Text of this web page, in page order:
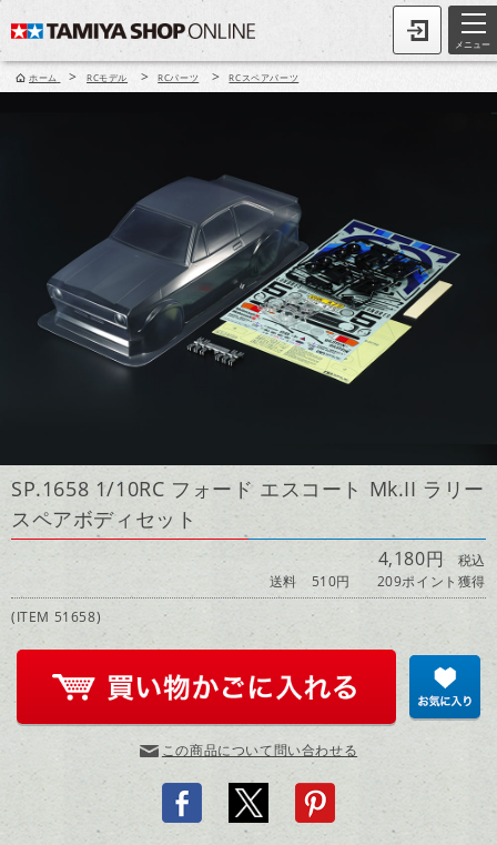
メニュー
ホーム > RCモデル > RCパーツ > RCスペアパーツ
SP.1658 1/10RC フォード エスコート Mk.II ラリー
スペアボディセット
4,180円税込
送料 510円
209ポイント獲得
(ITEM 51658)
この商品について問い合わせる